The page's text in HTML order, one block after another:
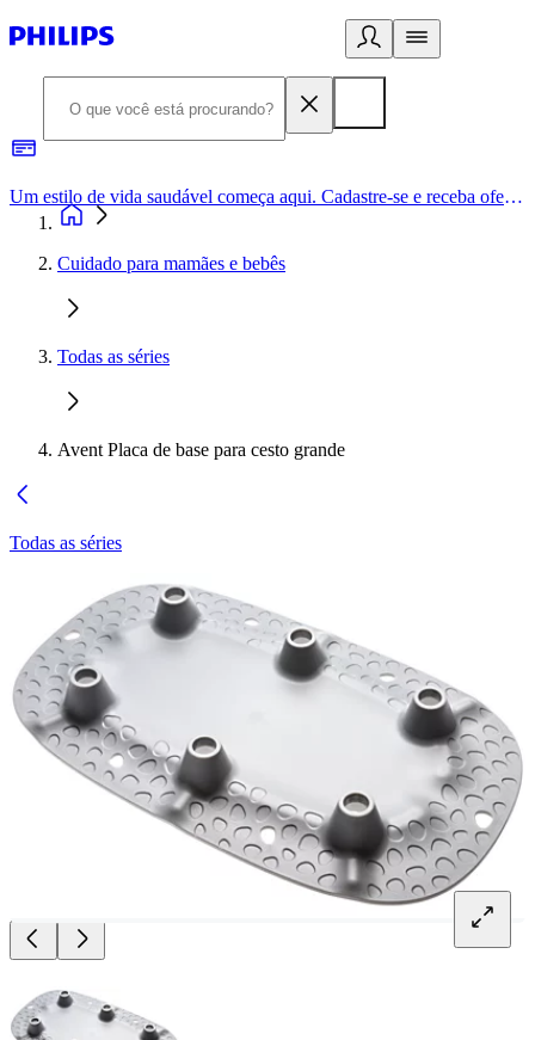
Um estilo de vida saudável começa aqui. Cadastre-se e receba ofertas exclusivas.
Cuidado para mamães e bebês
Todas as séries
Avent Placa de base para cesto grande
Todas as séries